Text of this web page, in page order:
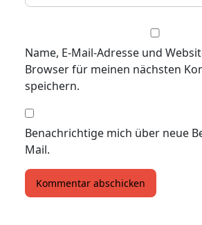
Name, E-Mail-Adresse und
Browser für meinen nächsten
speichern.
Benachrichtige mich über neue
Mail.